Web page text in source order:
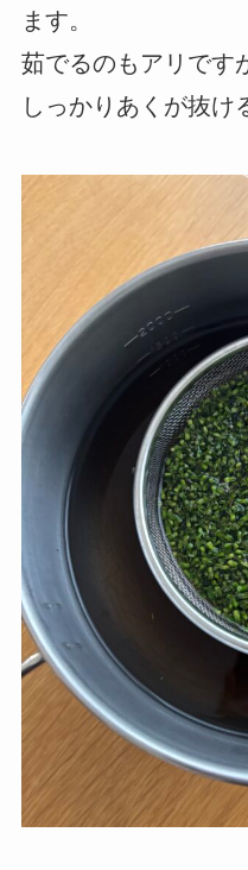
ます。
茹でるのもアリです
しっかりあくが抜け